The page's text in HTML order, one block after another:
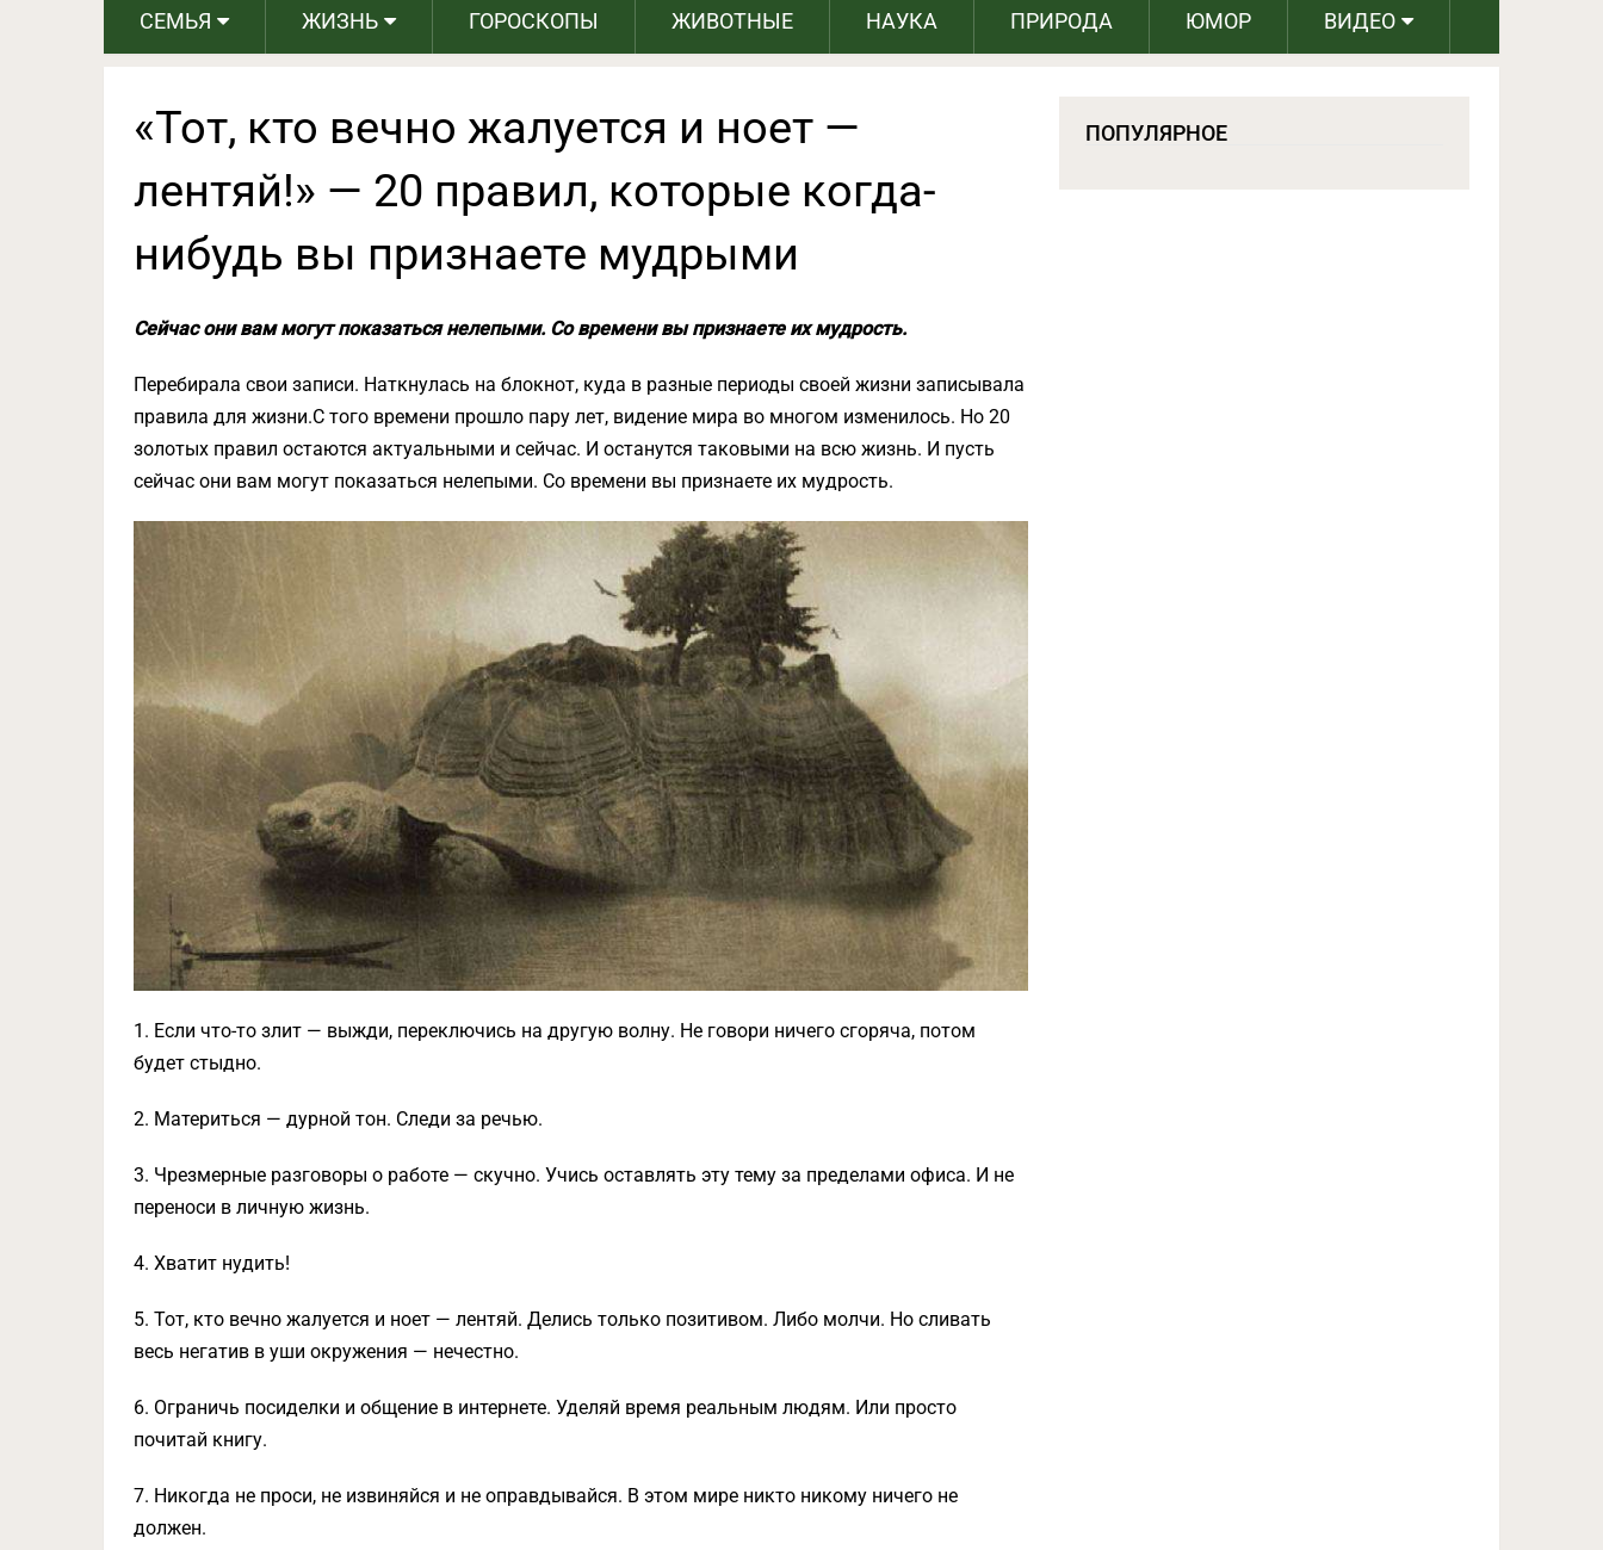
СЕМЬЯ ЖИЗНЬ ГОРОСКОПЫ ЖИВОТНЫЕ НАУКА ПРИРОДА ЮМОР ВИДЕО
«Тот, кто вечно жалуется и ноет —
лентяй!» — 20 правил, которые когда-
нибудь вы признаете мудрыми
Сейчас они вам могут показаться нелепыми. Со времени вы признаете их мудрость.
Перебирала свои записи. Наткнулась на блокнот, куда в разные периоды своей жизни записывала
правила для жизни.С того времени прошло пару лет, видение мира во многом изменилось. Но 20
золотых правил остаются актуальными и сейчас. И останутся таковыми на всю жизнь. И пусть
сейчас они вам могут показаться нелепыми. Со времени вы признаете их мудрость.
1. Если что-то злит — выжди, переключись на другую волну. Не говори ничего сгоряча, потом
будет стыдно.
2. Материться — дурной тон. Следи за речью.
3. Чрезмерные разговоры о работе — скучно. Учись оставлять эту тему за пределами офиса. И не
переноси в личную жизнь.
4. Хватит нудить!
5. Тот, кто вечно жалуется и ноет — лентяй. Делись только позитивом. Либо молчи. Но сливать
весь негатив в уши окружения — нечестно.
6. Ограничь посиделки и общение в интернете. Уделяй время реальным людям. Или просто
почитай книгу.
7. Никогда не проси, не извиняйся и не оправдывайся. В этом мире никто никому ничего не
должен.
ПОПУЛЯРНОЕ